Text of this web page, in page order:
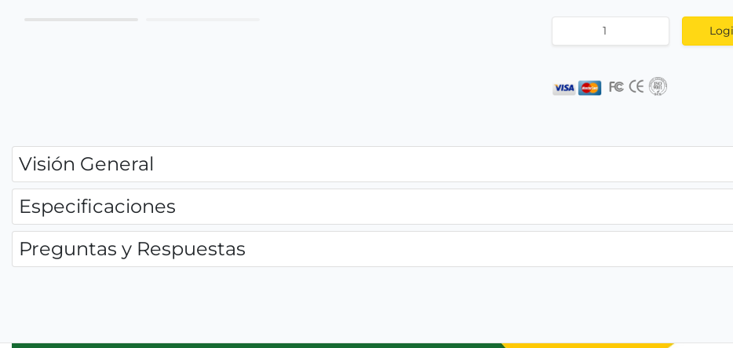
Visión General
Especificaciones
Preguntas y Respuestas